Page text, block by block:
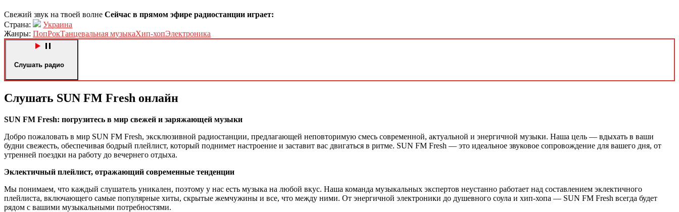
Свежий звук на твоей волне Сейчас в прямом эфире радиостанции играет:
Страна:
Украина
Жанры: ПопРокТанцевальная музыкаХип-хопЭлектроника
Слушать радио
Слушать SUN FM Fresh онлайн
SUN FM Fresh: погрузитесь в мир свежей и заряжающей музыки
Добро пожаловать в мир SUN FM Fresh, эксклюзивной радиостанции, предлагающей неповторимую смесь современной, актуальной и энергичной музыки. Наша цель — вдыхать в ваши
будни свежесть, обеспечивая бодрый плейлист, который поднимет настроение и заставит вас двигаться в ритме. SUN FM Fresh — это идеальное звуковое сопровождение для вашего дня, от
утренней поездки на работу до вечернего отдыха.
Эклектичный плейлист, отражающий современные тенденции
Мы понимаем, что каждый слушатель уникален, поэтому у нас есть музыка на любой вкус. Наша команда музыкальных экспертов неустанно работает над составлением эклектичного
плейлиста, включающего самые популярные хиты, скрытые жемчужины и все, что между ними. От энергичной электроники до душевного соула и хип-хопа — SUN FM Fresh всегда будет
рядом с вашими музыкальными потребностями.